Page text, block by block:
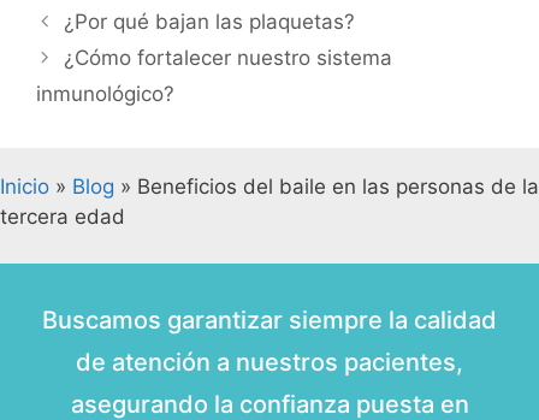
¿Por qué bajan las plaquetas?
¿Cómo fortalecer nuestro sistema
inmunológico?
Inicio » Blog » Beneficios del baile en las personas de la
tercera edad
Buscamos garantizar siempre la calidad
de atención a nuestros pacientes,
asegurando la confianza puesta en